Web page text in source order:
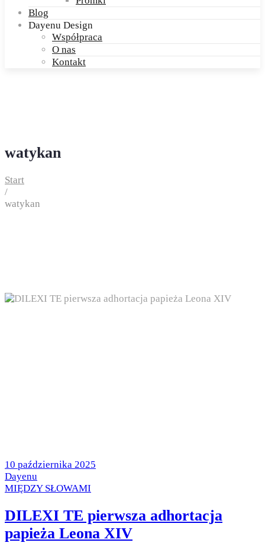
Blog
Dayenu Design
Współpraca
O nas
Kontakt
watykan
Start
/
watykan
Posted
on
10 października 2025
by
Dayenu
Posted
MIĘDZY SŁOWAMI
DILEXI TE pierwsza adhortacja
papieża Leona XIV